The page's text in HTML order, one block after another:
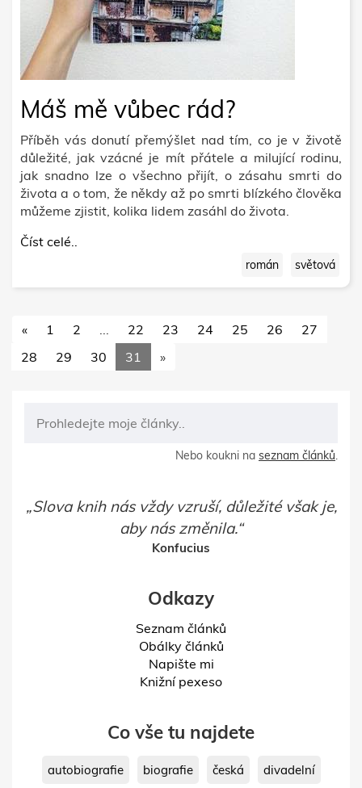
Máš mě vůbec rád?
Příběh vás donutí přemýšlet nad tím, co je v životě
důležité, jak vzácné je mít přátele a milující rodinu,
jak snadno lze o všechno přijít, o zásahu smrti do
života a o tom, že někdy až po smrti blízkého člověka
můžeme zjistit, kolika lidem zasáhl do života.
Číst celé..
román světová
« 1 2 22 23 24 25 26
27
28
29 30 31 »
Nebo koukni na seznam článků
Slova knih nás vždy vzruší, důležité však je,
aby nás změnila.
Konfucius
Odkazy
Seznam článků
Obálky článků
Napište mi
Knižní pexeso
Co vše tu najdete
autobiografie biografie česká divadelní